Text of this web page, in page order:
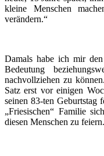
kleine Menschen
verändern.“
Damals habe ich mir
Bedeutung
nachvollziehen zu
Satz erst vor einigen
seinen 83-ten Geburtstag
„Friesischen“ Familie
diesen Menschen zu feiern.